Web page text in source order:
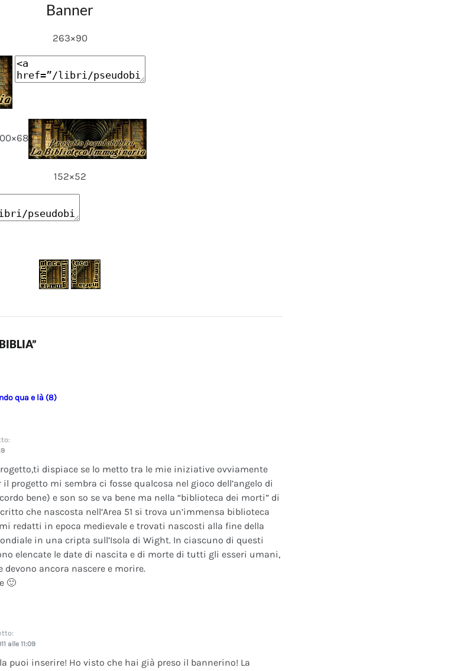
Banner
263×90
152×52
qua e là (8)
dispiace se lo metto tra le mie iniziative ovviamente
progetto mi sembra ci fosse qualcosa nel gioco dell’angelo di
bene) e son so se va bene ma nella “biblioteca dei morti” di
che nascosta nell’Area 51 si trova un’immensa biblioteca
redatti in epoca medievale e trovati nascosti alla fine della
in una cripta sull’Isola di Wight. In ciascuno di questi
elencate le date di nascita e di morte di tutti gli esseri umani,
devono ancora nascere e morire.
🙂
alle 11:09
puoi inserire! Ho visto che hai già preso il bannerino! La